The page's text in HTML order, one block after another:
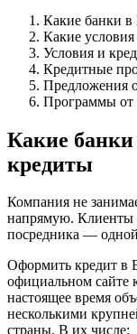
Какие банки
Какие
Условия и
Кредитные
Предложения
Программы
Какие
кредиты
Компания не
напрямую. Клиенты
посредника —
Оформить кредит в
официальном сайте
настоящее время
несколькими
страны. В их числе: